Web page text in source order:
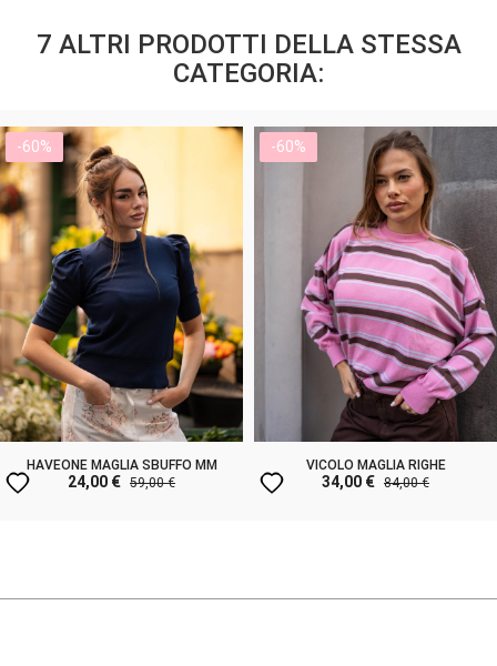
7 ALTRI PRODOTTI DELLA STESSA
CATEGORIA:
-60%
HAVEONE MAGLIA SBUFFO MM
24,00 € 59,00 €
favorite
-60%
VICOLO MAGLIA RIGHE
34,00 € 84,00 €
favorite